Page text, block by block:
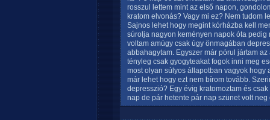
rosszul lettem mint az első napon,
kratom elvonás? Vagy mi ez? Nem tudom
Sajnos lehet hogy megint kórházba kell
súrolja nagyon keményen napok óta
voltam amúgy csak úgy önmagában
abbahagytam. Egyszer már pórul jártam
tényleg csak gyogyteakat fogok inni meg
most olyan súlyos állapotban vagyok hogy
már lehet hogy ezt nem bírom tovább.
depresszió? Egy évig kratomoztam és
nap de pár hetente pár nap szünet volt neg